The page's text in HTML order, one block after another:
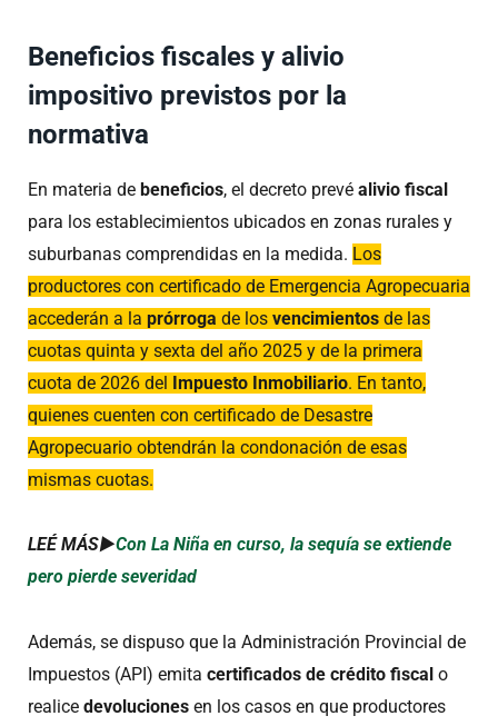
Beneficios fiscales y alivio
impositivo previstos por la
normativa
En materia de beneficios, el decreto prevé alivio fiscal
para los establecimientos ubicados en zonas rurales y
suburbanas comprendidas en la medida. Los
productores con certificado de Emergencia Agropecuaria
accederán a la prórroga de los vencimientos de las
cuotas quinta y sexta del año 2025 y de la primera
cuota de 2026 del
Impuesto Inmobiliario. En tanto,
quienes cuenten con certificado de Desastre
Agropecuario obtendrán la condonación de esas
mismas cuotas.
LEÉ MÁS►Con La Niña en curso, la sequía se extiende
pero pierde severidad
Además, se dispuso que la Administración Provincial de
Impuestos (API) emita certificados de crédito fiscal o
realice devoluciones en los casos en que productores